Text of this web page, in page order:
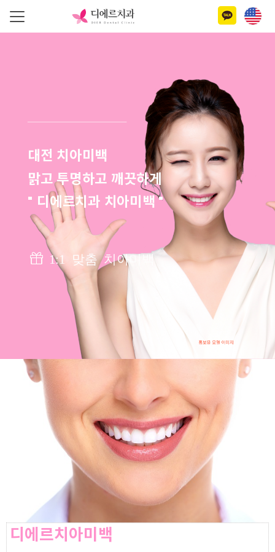
대전 치아미백
맑고 투명하고 깨끗하게
" 디에르치과 치아미백 "
1:1 맞춤 치아미백
디에르치아미백